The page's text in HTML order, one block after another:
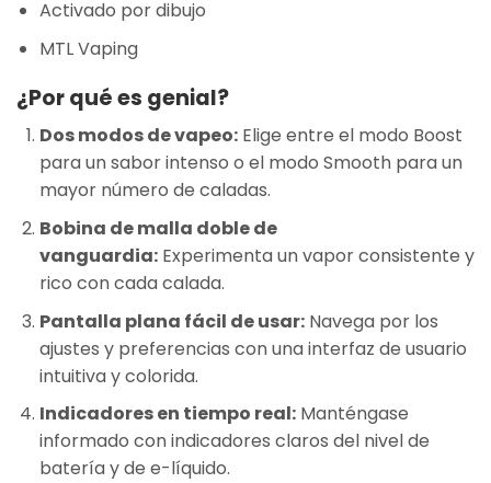
Activado por dibujo
MTL Vaping
¿Por qué es genial?
Dos modos de vapeo:Elige entre el modo Boost
para un sabor intenso o el modo Smooth para un
mayor número de caladas.
Bobina de malla doble de
vanguardia:Experimenta un vapor consistente y
rico con cada calada.
Pantalla plana fácil de usar:Navega por los
ajustes y preferencias con una interfaz de usuario
intuitiva y colorida.
Indicadores en tiempo real:Manténgase
informado con indicadores claros del nivel de
batería y de e-líquido.